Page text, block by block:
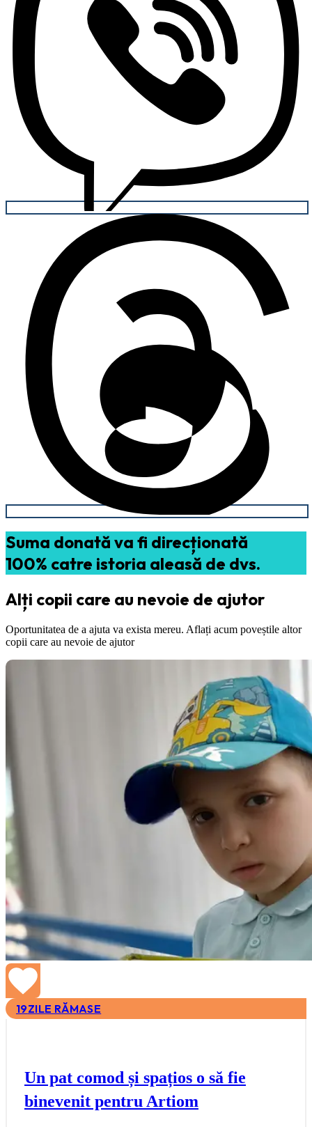
Suma donată va fi direcționată
100% catre istoria aleasă de dvs.
Alți copii care au nevoie de ajutor
Oportunitatea de a ajuta va exista mereu. Aflați acum poveștile altor
copii care au nevoie de ajutor
19ZILE RĂMASE
Un pat comod și spațios o să fie
binevenit pentru Artiom